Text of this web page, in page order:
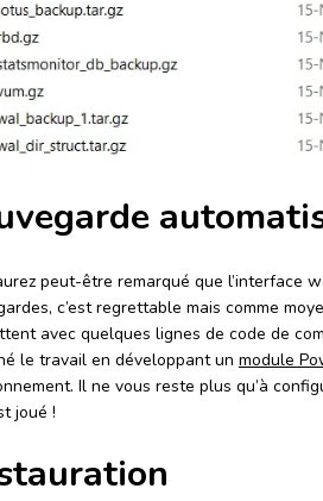
peut-être remarqué que l’interface
c’est regrettable mais comme
avec quelques lignes de code de
le travail en développant un module
Il ne vous reste plus qu’à
joué !